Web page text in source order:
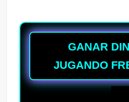
GANAR
JUGANDO